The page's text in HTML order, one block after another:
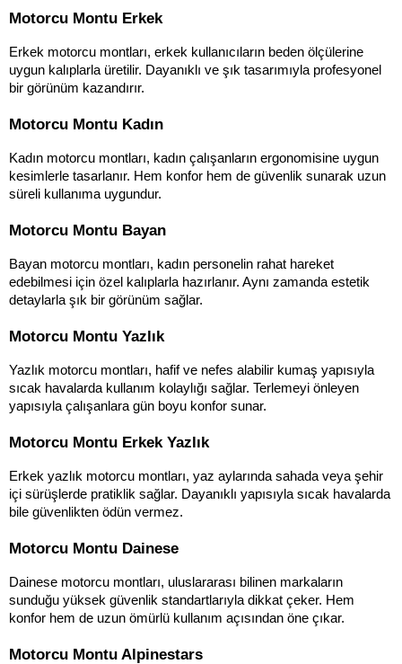
Motorcu Montu Erkek
Erkek motorcu montları, erkek kullanıcıların beden ölçülerine
uygun kalıplarla üretilir. Dayanıklı ve şık tasarımıyla profesyonel
bir görünüm kazandırır.
Motorcu Montu Kadın
Kadın motorcu montları, kadın çalışanların ergonomisine uygun
kesimlerle tasarlanır. Hem konfor hem de güvenlik sunarak uzun
süreli kullanıma uygundur.
Motorcu Montu Bayan
Bayan motorcu montları, kadın personelin rahat hareket
edebilmesi için özel kalıplarla hazırlanır. Aynı zamanda estetik
detaylarla şık bir görünüm sağlar.
Motorcu Montu Yazlık
Yazlık motorcu montları, hafif ve nefes alabilir kumaş yapısıyla
sıcak havalarda kullanım kolaylığı sağlar. Terlemeyi önleyen
yapısıyla çalışanlara gün boyu konfor sunar.
Motorcu Montu Erkek Yazlık
Erkek yazlık motorcu montları, yaz aylarında sahada veya şehir
içi sürüşlerde pratiklik sağlar. Dayanıklı yapısıyla sıcak havalarda
bile güvenlikten ödün vermez.
Motorcu Montu Dainese
Dainese motorcu montları, uluslararası bilinen markaların
sunduğu yüksek güvenlik standartlarıyla dikkat çeker. Hem
konfor hem de uzun ömürlü kullanım açısından öne çıkar.
Motorcu Montu Alpinestars